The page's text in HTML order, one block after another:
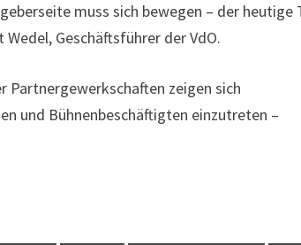
muss sich bewegen – der heutige
Geschäftsführer der VdO.
Partnergewerkschaften zeigen sich
und Bühnenbeschäftigten einzutreten –